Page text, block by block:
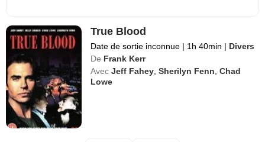
True Blood
Date de sortie inconnue | 1h 40min | Divers
De Frank Kerr
Avec Jeff Fahey,Sherilyn Fenn,Chad
Lowe